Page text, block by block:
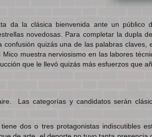
da la clásica bienvenida ante un público
novedosas. Para completar la dupla
quizás una de las palabras claves,
muestra nerviosismo en las labores
que le llevó quizás más esfuerzos que
Las categorías y candidatos serán
dos o tres protagonistas indiscutibles